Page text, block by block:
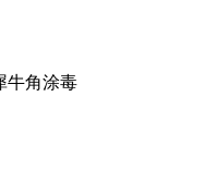
旅游警戒
角涂毒